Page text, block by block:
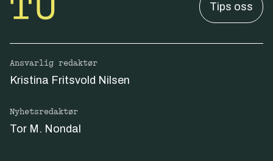
Tips oss
Ansvarlig redaktør
Kristina Fritsvold Nilsen
Nyhetsredaktør
Tor M. Nondal